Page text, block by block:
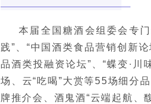
本届全国糖酒会组委会专
践”、“中国酒类食品营销创新
品酒类投融资论坛”、“蝶变·
场、云“吃喝”大赏等55场细分
牌推介会、酒鬼酒“云端起航、